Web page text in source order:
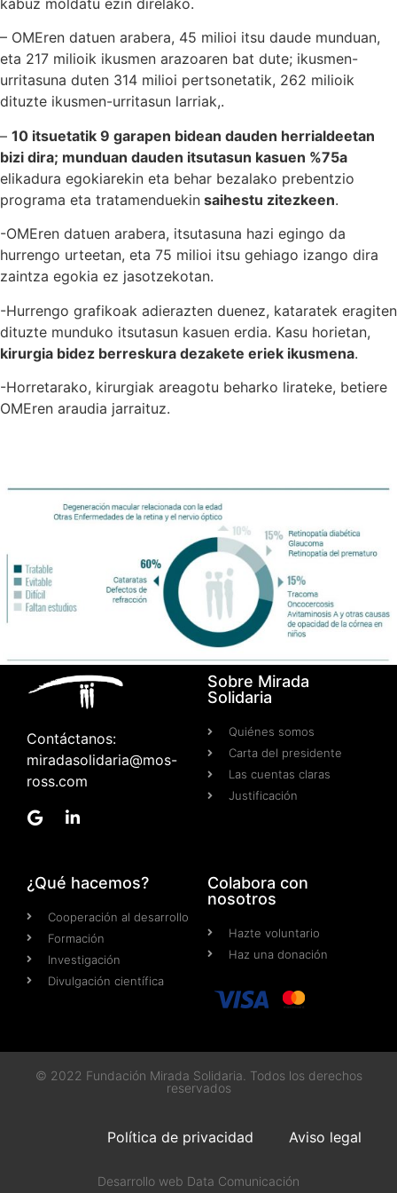
kabuz moldatu ezin direlako.
– OMEren datuen arabera, 45 milioi itsu daude munduan,
eta 217 milioik ikusmen arazoaren bat dute; ikusmen-
urritasuna duten 314 milioi pertsonetatik, 262 milioik
dituzte ikusmen-urritasun larriak,.
– 10 itsuetatik 9 garapen bidean dauden herrialdeetan
bizi dira; munduan dauden itsutasun kasuen %75a
elikadura egokiarekin eta behar bezalako prebentzio
programa eta tratamenduekin saihestu zitezkeen.
-OMEren datuen arabera, itsutasuna hazi egingo da
hurrengo urteetan, eta 75 milioi itsu gehiago izango dira
zaintza egokia ez jasotzekotan.
-Hurrengo grafikoak adierazten duenez, kataratek eragiten
dituzte munduko itsutasun kasuen erdia. Kasu horietan,
kirurgia bidez berreskura dezakete eriek ikusmena.
-Horretarako, kirurgiak areagotu beharko lirateke, betiere
OMEren araudia jarraituz.
Contáctanos:
miradasolidaria@mos-
ross.com
Sobre Mirada
Solidaria
Quiénes somos
Carta del presidente
Las cuentas claras
Justificación
¿Qué hacemos?
Cooperación al desarrollo
Formación
Investigación
Divulgación científica
Colabora con
nosotros
Hazte voluntario
Haz una donación
© 2022 Fundación Mirada Solidaria. Todos los derechos
reservados
Política de privacidad Aviso legal
Desarrollo web Data Comunicación